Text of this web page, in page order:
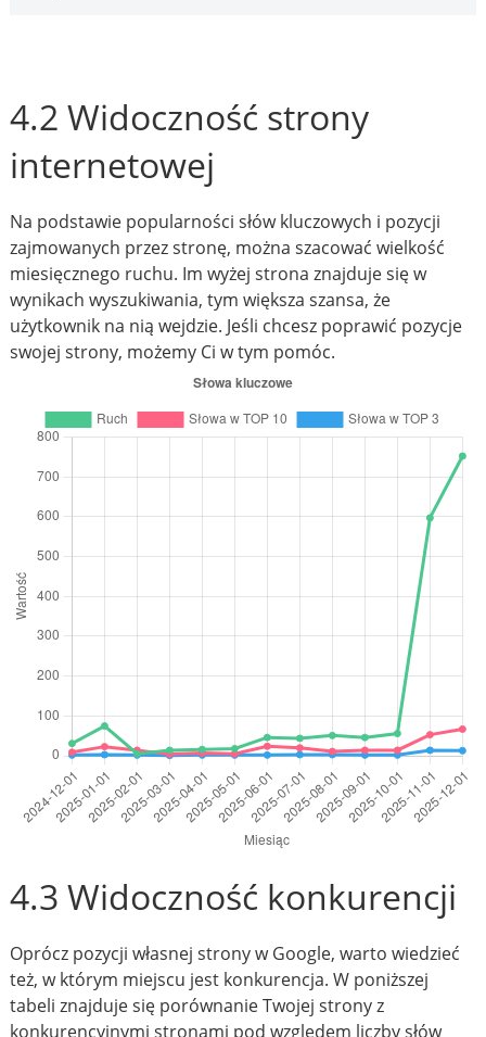
4.2 Widoczność strony
internetowej
Na podstawie popularności słów kluczowych i pozycji
zajmowanych przez stronę, można szacować wielkość
miesięcznego ruchu. Im wyżej strona znajduje się w
wynikach wyszukiwania, tym większa szansa, że
użytkownik na nią wejdzie. Jeśli chcesz poprawić pozycje
swojej strony, możemy Ci w tym pomóc.
4.3 Widoczność konkurencji
Oprócz pozycji własnej strony w Google, warto wiedzieć
też, w którym miejscu jest konkurencja. W poniższej
tabeli znajduje się porównanie Twojej strony z
konkurencyjnymi stronami pod względem liczby słów